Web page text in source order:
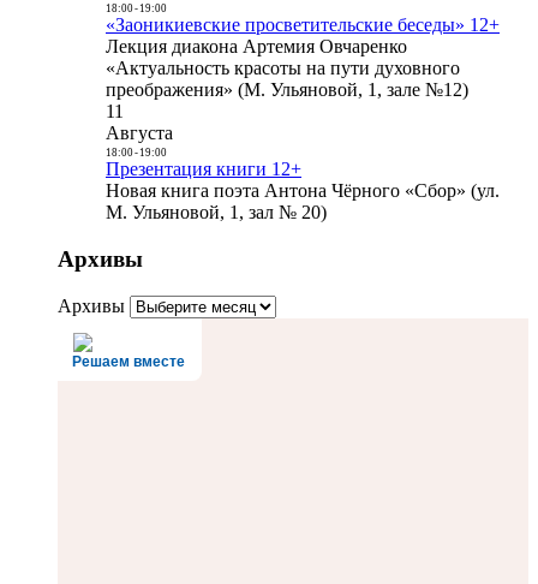
18:00- 19:00
«Заоникиевские просветительские беседы» 12+
Лекция диакона Артемия Овчаренко
«Актуальность красоты на пути духовного
преображения» (М. Ульяновой, 1, зале №12)
11
Августа
18:00- 19:00
Презентация книги 12+
Новая книга поэта Антона Чёрного «Сбор» (ул.
М. Ульяновой, 1, зал № 20)
Архивы
Архивы
Решаем вместе